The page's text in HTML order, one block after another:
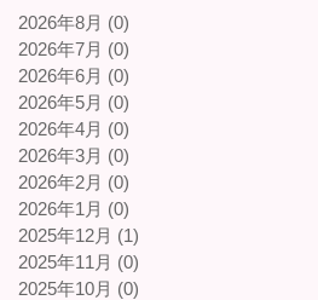
2026年8月 (0)
2026年7月 (0)
2026年6月 (0)
2026年5月 (0)
2026年4月 (0)
2026年3月 (0)
2026年2月 (0)
2026年1月 (0)
2025年12月 (1)
2025年11月 (0)
2025年10月 (0)